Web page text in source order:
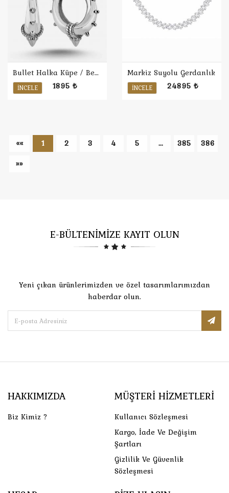
Bullet Halka Küpe / Beyaz
İNCELE 1895 ₺
Markiz Suyolu Gerdanlık
İNCELE 24895 ₺
«« 1 2 3 4 5 ... 385
386
»»
E-BÜLTENİMİZE KAYIT OLUN
Yeni çıkan ürünlerimizden ve özel tasarımlarımızdan
haberdar olun.
HAKKIMIZDA
Biz Kimiz ?
MÜŞTERI HIZMETLERI
Kullanıcı Sözleşmesi
Kargo, İade Ve Değişim
Şartları
Gizlilik Ve Güvenlik
Sözleşmesi